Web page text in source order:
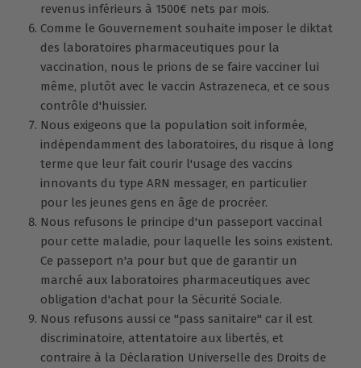
revenus inférieurs à 1500€ nets par mois.
Comme le Gouvernement souhaite imposer le diktat
des laboratoires pharmaceutiques pour la
vaccination, nous le prions de se faire vacciner lui
même, plutôt avec le vaccin Astrazeneca, et ce sous
contrôle d'huissier.
Nous exigeons que la population soit informée,
indépendamment des laboratoires, du risque à long
terme que leur fait courir l'usage des vaccins
innovants du type ARN messager, en particulier
pour les jeunes gens en âge de procréer.
Nous refusons le principe d'un passeport vaccinal
pour cette maladie, pour laquelle les soins existent.
Ce passeport n'a pour but que de garantir un
marché aux laboratoires pharmaceutiques avec
obligation d'achat pour la Sécurité Sociale.
Nous refusons aussi ce "pass sanitaire" car il est
discriminatoire, attentatoire aux libertés, et
contraire à la Déclaration Universelle des Droits de